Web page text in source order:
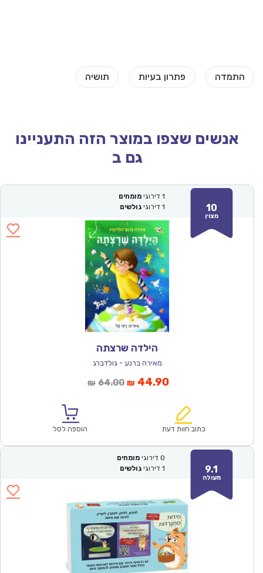
אנשים שצפו במוצר הזה התעניינו
גם ב
10
מצוין
1 דירוגי מומחים
1 דירוגי גולשים
הילדה שרצתה
מאירה ברנע - גולדברג
₪ 64.00המחיר
₪64.00.
₪ 44.90המחיר
הוא:
כתוב חוות דעת הוספה לסל
9.1
מעולה
0 דירוגי מומחים
1 דירוגי גולשים